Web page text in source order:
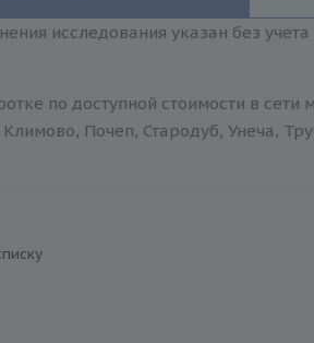
исследования указан без
по доступной стоимости в
Почеп, Стародуб, Унеча,